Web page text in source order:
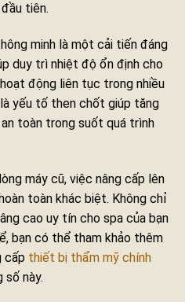
tiên.
minh là một cải tiến đáng
duy trì nhiệt độ ổn định cho
động liên tục trong nhiều
yếu tố then chốt giúp tăng
toàn trong suốt quá trình
máy cũ, việc nâng cấp lên
toàn khác biệt. Không chỉ
cao uy tín cho spa của bạn
bạn có thể tham khảo thêm
cấp thiết bị thẩm mỹ chính
số này.